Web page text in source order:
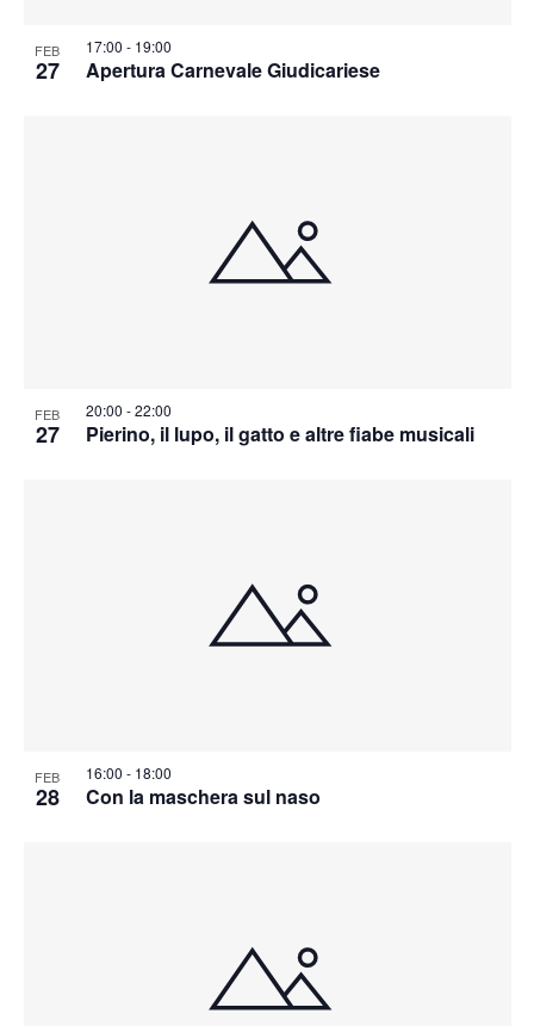
FEB
27 Apertura Carnevale Giudicariese
17:00 - 19:00
FEB
27 Pierino, il lupo, il gatto e altre fiabe musicali
20:00 -22:00
FEB
28 Con la maschera sul naso
16:00 - 18:00